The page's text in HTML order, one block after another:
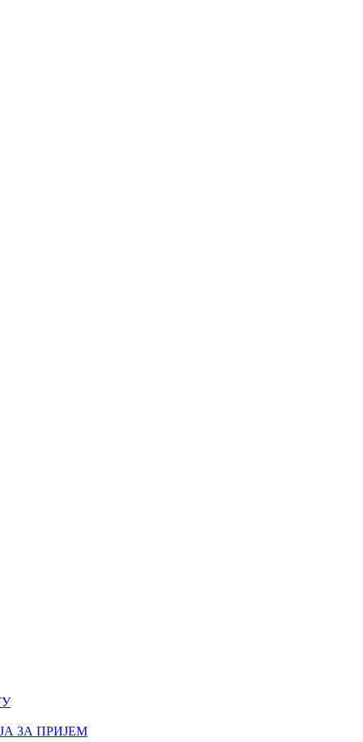
ЗА ПРИЈЕМ